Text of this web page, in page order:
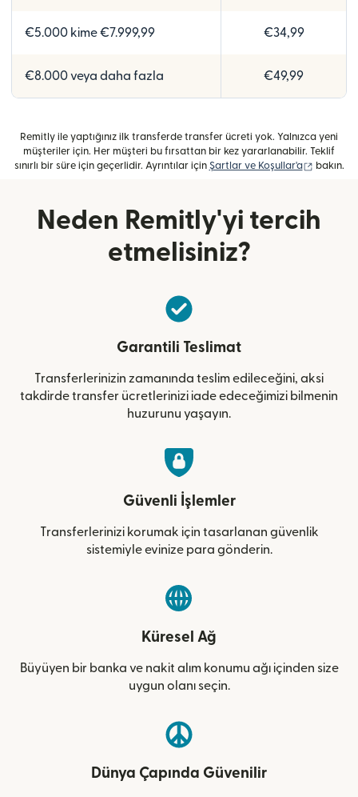
€5.000 kime €7.999,99 €34,99
€8.000 veya daha fazla €49,99
Remitly ile yaptığınız ilk transferde transfer ücreti yok. Yalnızca yeni
müşteriler için. Her müşteri bu fırsattan bir kez yararlanabilir. Teklif
sınırlı bir süre için geçerlidir. Ayrıntılar için Şartlar ve Koşullar'a (yeni
bakın.
Neden Remitly'yi tercih
etmelisiniz?
Garantili Teslimat
Transferlerinizin zamanında teslim edileceğini, aksi
takdirde transfer ücretlerinizi iade edeceğimizi bilmenin
huzurunu yaşayın.
Güvenli İşlemler
Transferlerinizi korumak için tasarlanan güvenlik
sistemiyle evinize para gönderin.
Küresel Ağ
Büyüyen bir banka ve nakit alım konumu ağı içinden size
uygun olanı seçin.
Dünya Çapında Güvenilir